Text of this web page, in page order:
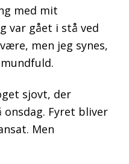
med mit
var gået i stå ved
men jeg synes,
sjovt, der
Fyret bliver
Men